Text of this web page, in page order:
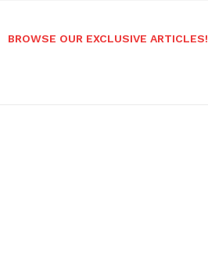
BROWSE OUR EXCLUSIVE ARTICLES!